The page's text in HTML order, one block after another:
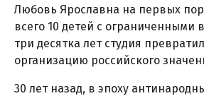
Любовь Ярославна на первых
всего 10 детей с ограниченными
три десятка лет студия
организацию российского
30 лет назад, в эпоху